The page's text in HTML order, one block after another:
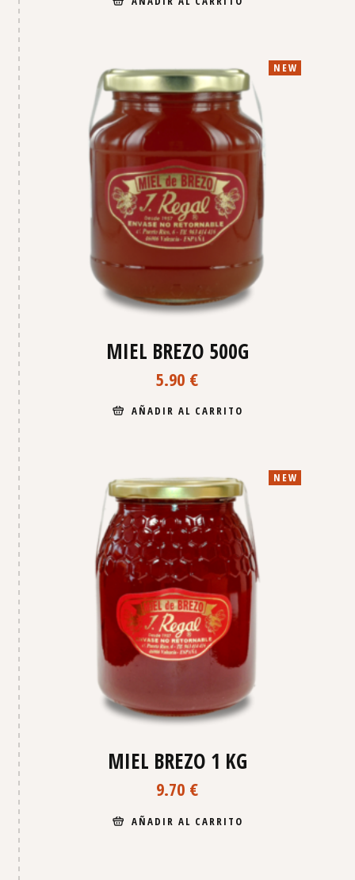
NEW
MIEL BREZO 500G
5.90 €
AÑADIR AL CARRITO
NEW
MIEL BREZO 1 KG
9.70 €
AÑADIR AL CARRITO